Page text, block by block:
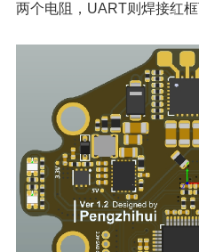
两个电阻，UART则焊接红框